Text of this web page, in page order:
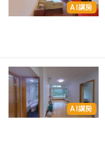
AI講房
AI講房